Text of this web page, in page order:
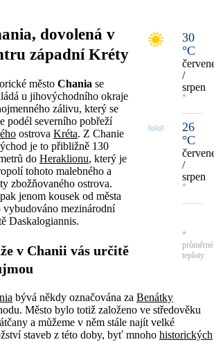
30
°C
/
srpen
*
26
°C
/
srpen
*
*
průměrné
teploty
dovolená v
západní Kréty
město Chania se
u jihovýchodního okraje
zálivu, který se
podél severního pobřeží
ostrova Kréta. Z Chanie
je to přibližně 130
do Heraklionu, který je
tohoto malebného a
zbožňovaného ostrova.
jenom kousek od města
vybudováno mezinárodní
Daskalogiannis.
v Chanii vás určitě
bývá někdy označována za Benátky
Město bylo totiž založeno ve středověku
a můžeme v něm stále najít velké
staveb z této doby, byť mnoho historických